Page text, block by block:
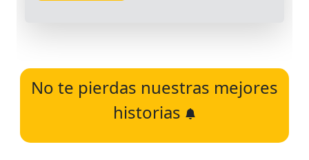
No te pierdas nuestras mejores
historias